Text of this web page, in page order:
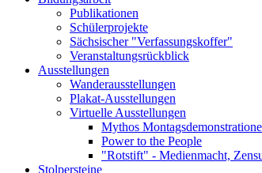
Publikationen
Schülerprojekte
Sächsischer "Verfassungskoffer"
Veranstaltungsrückblick
Ausstellungen
Wanderausstellungen
Plakat-Ausstellungen
Virtuelle Ausstellungen
Mythos
Power to the People
"Rotstift" - Medienmacht,
Stolpersteine